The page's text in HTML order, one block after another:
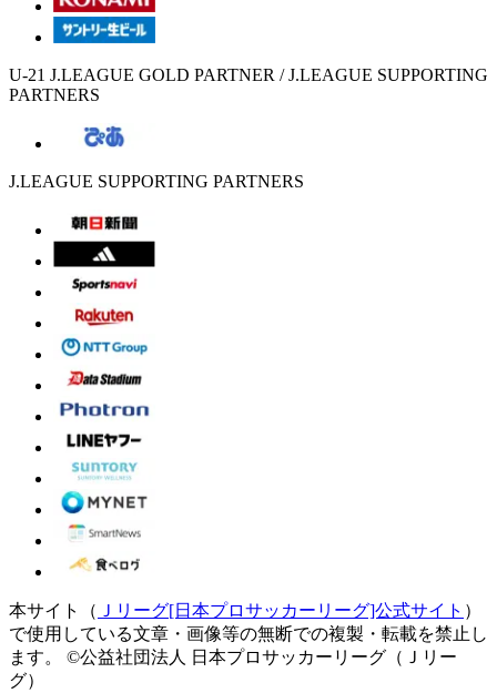
U-21 J.LEAGUE GOLD PARTNER / J.LEAGUE SUPPORTING
PARTNERS
J.LEAGUE SUPPORTING PARTNERS
本サイト（ Ｊリーグ[日本プロサッカーリーグ]公式サイト ）
で使用している文章・画像等の無断での複製・転載を禁止し
ます。
©公益社団法人 日本プロサッカーリーグ（Ｊリー
グ）